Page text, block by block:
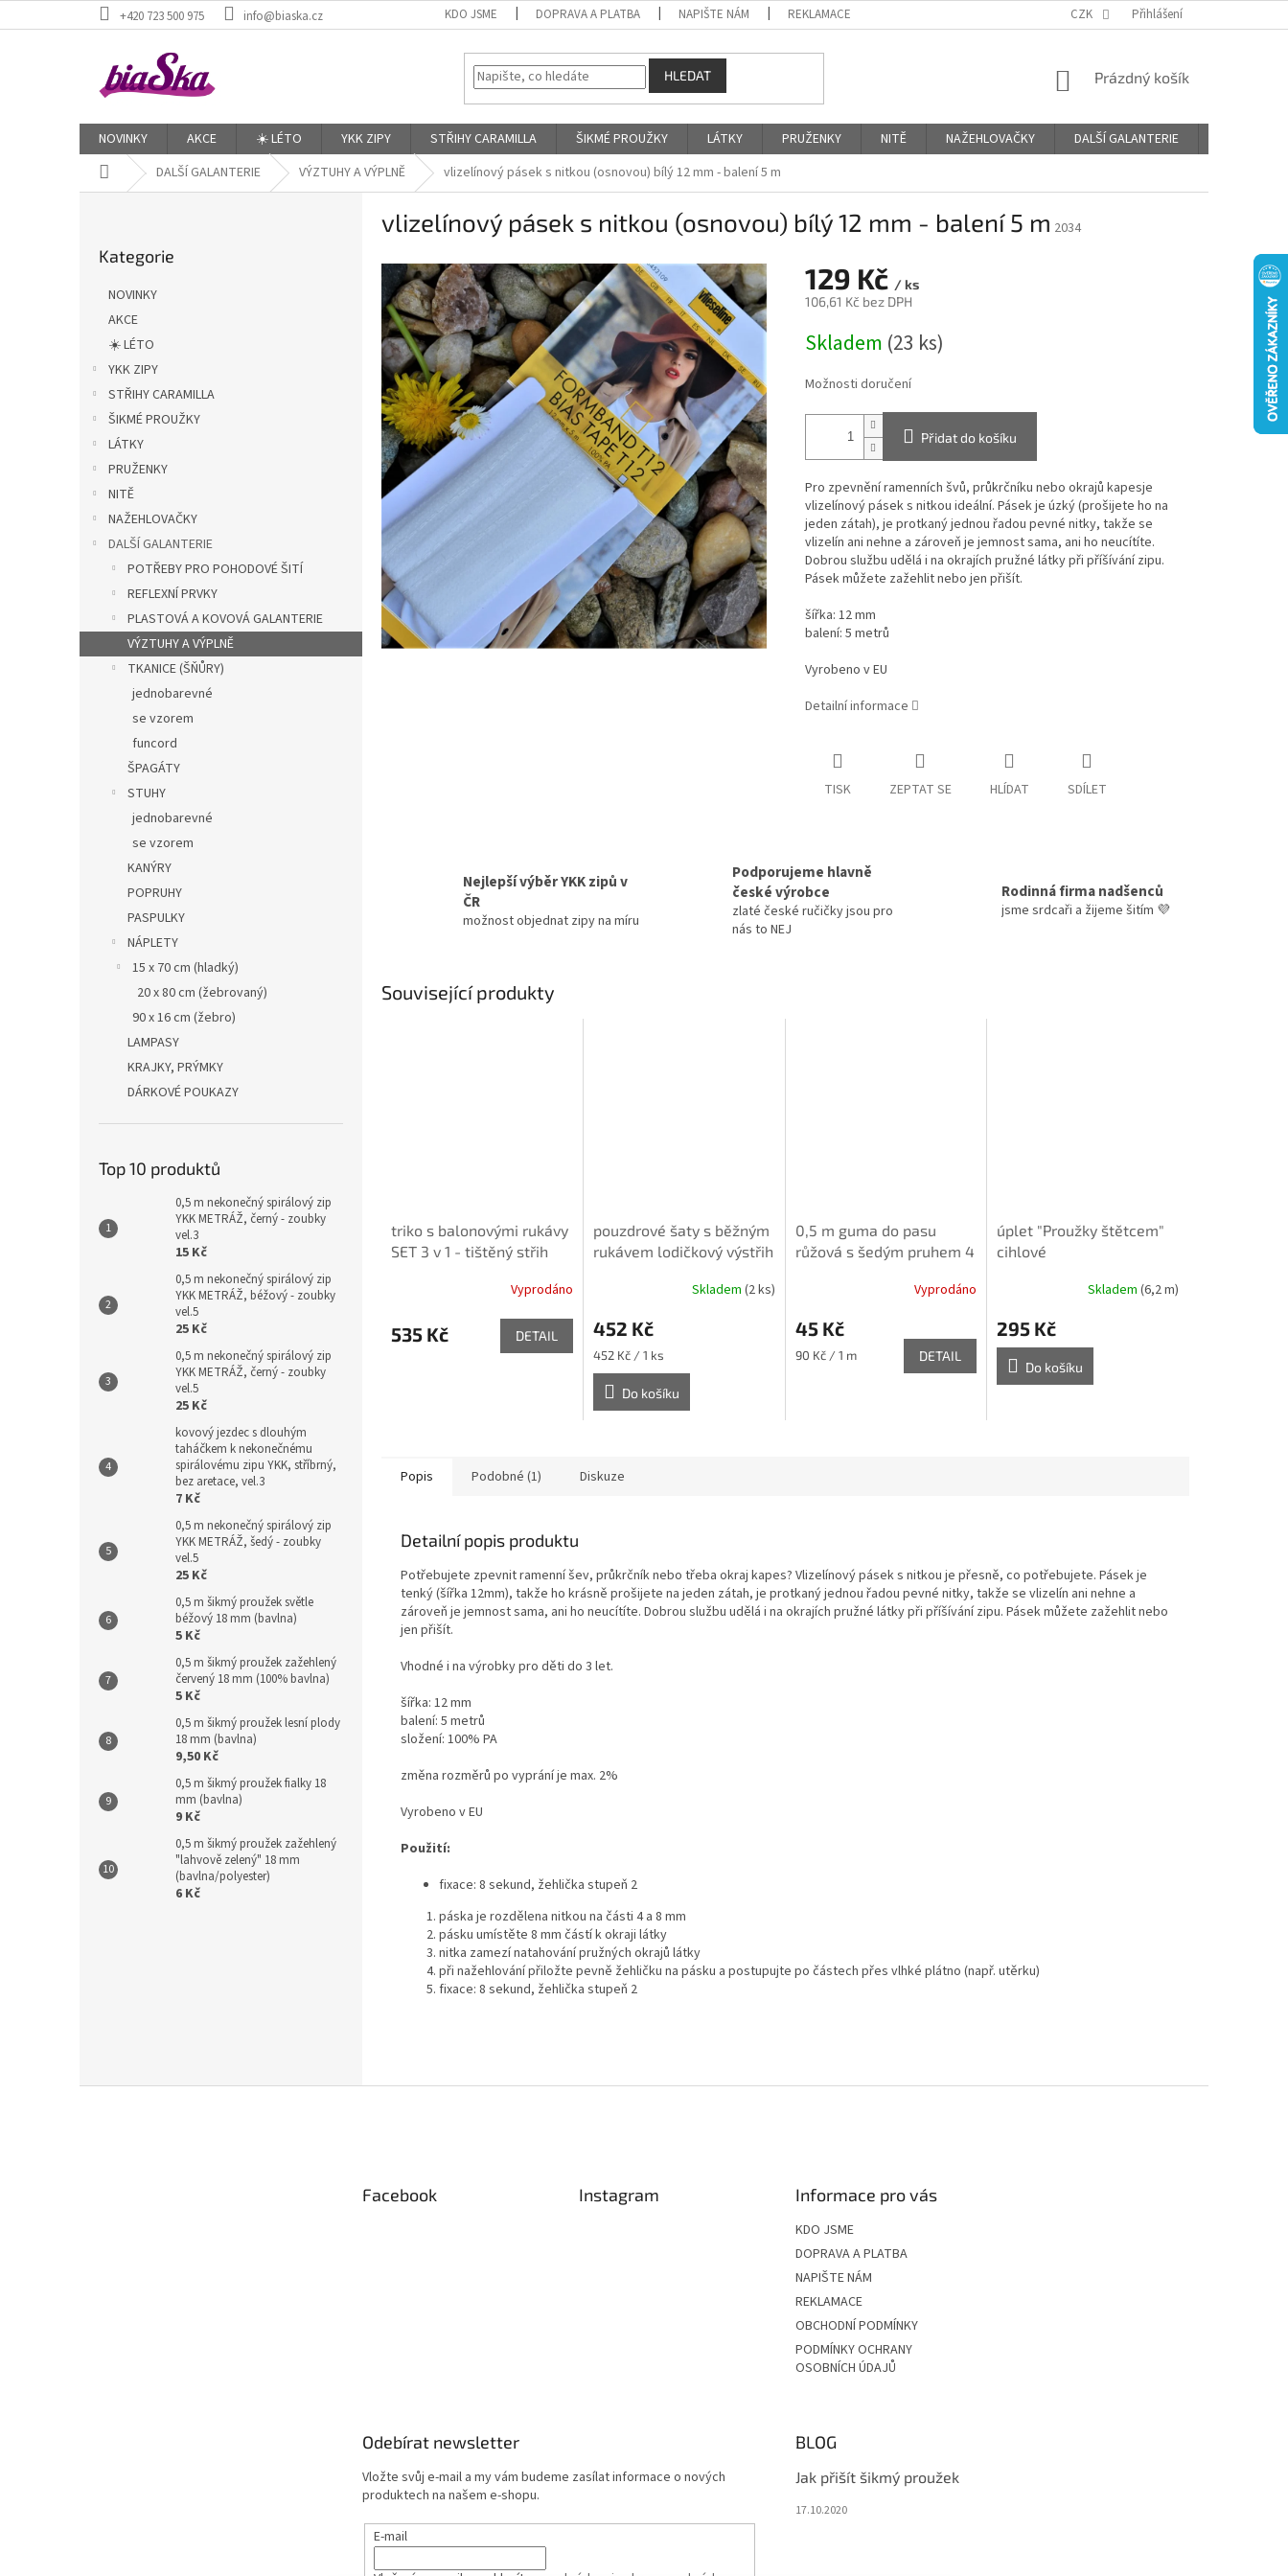
na
+420 723 500 975 info@biaska.cz KDO JSME DOPRAVA A PLATBA NAPIŠTE NÁM REKLAMACE PODMÍNKY OCHRANY OSOBNÍCH ÚDAJŮ
CZK Přihlášení
HLEDAT
NÁKUPNÍ
Prázdný košík
NOVINKY AKCE ☀️ LÉTO YKK ZIPY STŘIHY CARAMILLA ŠIKMÉ PROUŽKY LÁTKY PRUŽENKY NITĚ NAŽEHLOVAČKY DALŠÍ GALANTERIE
Domů DALŠÍ GALANTERIE VÝZTUHY A VÝPLNĚ vlizelínový pásek s nitkou (osnovou) bílý 12 mm - balení 5 m
kategorie
Kategorie
NOVINKY
AKCE
☀️ LÉTO
YKK ZIPY
STŘIHY CARAMILLA
ŠIKMÉ PROUŽKY
LÁTKY
PRUŽENKY
NITĚ
NAŽEHLOVAČKY
DALŠÍ GALANTERIE
POTŘEBY PRO POHODOVÉ ŠITÍ
REFLEXNÍ PRVKY
PLASTOVÁ A KOVOVÁ GALANTERIE
VÝZTUHY A VÝPLNĚ
TKANICE (ŠŇŮRY)
jednobarevné
se vzorem
funcord
ŠPAGÁTY
STUHY
jednobarevné
se vzorem
KANÝRY
POPRUHY
PASPULKY
NÁPLETY
15 x 70 cm (hladký)
20 x 80 cm (žebrovaný)
90 x 16 cm (žebro)
LAMPASY
KRAJKY, PRÝMKY
DÁRKOVÉ POUKAZY
Top 10 produktů
0,5 m nekonečný spirálový zip
YKK METRÁŽ, černý - zoubky
vel.3
15 Kč
0,5 m nekonečný spirálový zip
YKK METRÁŽ, béžový - zoubky
vel.5
25 Kč
0,5 m nekonečný spirálový zip
YKK METRÁŽ, černý - zoubky
vel.5
25 Kč
kovový jezdec s dlouhým
taháčkem k nekonečnému
spirálovému zipu YKK, stříbrný,
bez aretace, vel.3
7 Kč
0,5 m nekonečný spirálový zip
YKK METRÁŽ, šedý - zoubky
vel.5
25 Kč
0,5 m šikmý proužek světle
béžový 18 mm (bavlna)
5 Kč
0,5 m šikmý proužek zažehlený
červený 18 mm (100% bavlna)
5 Kč
0,5 m šikmý proužek lesní plody
18 mm (bavlna)
9,50 Kč
0,5 m šikmý proužek fialky 18
mm (bavlna)
9 Kč
0,5 m šikmý proužek zažehlený
"lahvově zelený" 18 mm
(bavlna/polyester)
6 Kč
vlizelínový pásek s nitkou (osnovou) bílý 12 mm - balení 5 m 2034
129 Kč / ks
106,61 Kč bez DPH
cena:
Skladem (23 ks)
Možnosti doručení
Přidat do košíku
Pro zpevnění ramenních švů, průkrčníku nebo okrajů kapesje
vlizelínový pásek s nitkou ideální. Pásek je úzký (prošijete ho na
jeden zátah), je protkaný jednou řadou pevné nitky, takže se
vlizelín ani nehne a zároveň je jemnost sama, ani ho neucítíte.
Dobrou službu udělá i na okrajích pružné látky při příšívání zipu.
Pásek můžete zažehlit nebo jen přišít.
šířka: 12 mm
balení: 5 metrů
Vyrobeno v EU
Detailní informace
TISK ZEPTAT SE HLÍDAT SDÍLET
Nejlepší výběr YKK zipů v
ČR
možnost objednat zipy na míru
Podporujeme hlavně
české výrobce
zlaté české ručičky jsou pro
nás to NEJ
Rodinná firma nadšenců
jsme srdcaři a žijeme šitím 💜
Související produkty
triko s balonovými rukávy
SET 3 v 1 - tištěný střih
Vyprodáno
535 Kč DETAIL
pouzdrové šaty s běžným
rukávem lodičkový výstřih
Skladem (2 ks)
452 Kč
Měrná
cena:
452 Kč / 1 ks
Do košíku
0,5 m guma do pasu
růžová s šedým pruhem 4
Vyprodáno
45 Kč
Měrná
90 Kč / 1 m DETAIL
úplet "Proužky štětcem"
cihlové
Skladem (6,2 m)
295 Kč
Do košíku
Popis Podobné (1) Diskuze
Detailní popis produktu
Potřebujete zpevnit ramenní šev, průkrčník nebo třeba okraj kapes? Vlizelínový pásek s nitkou je přesně, co potřebujete. Pásek je
tenký (šířka 12mm), takže ho krásně prošijete na jeden zátah, je protkaný jednou řadou pevné nitky, takže se vlizelín ani nehne a
zároveň je jemnost sama, ani ho neucítíte. Dobrou službu udělá i na okrajích pružné látky při příšívání zipu. Pásek můžete zažehlit nebo
jen přišít.
Vhodné i na výrobky pro děti do 3 let.
šířka: 12 mm
balení: 5 metrů
složení: 100% PA
změna rozměrů po vyprání je max. 2%
Vyrobeno v EU
Použití:
fixace: 8 sekund, žehlička stupeň 2
páska je rozdělena nitkou na části 4 a 8 mm
pásku umístěte 8 mm částí k okraji látky
nitka zamezí natahování pružných okrajů látky
při nažehlování přiložte pevně žehličku na pásku a postupujte po částech přes vlhké plátno (např. utěrku)
fixace: 8 sekund, žehlička stupeň 2
Facebook Instagram Informace pro vás
KDO JSME
DOPRAVA A PLATBA
NAPIŠTE NÁM
REKLAMACE
OBCHODNÍ PODMÍNKY
PODMÍNKY OCHRANY
OSOBNÍCH ÚDAJŮ
Odebírat newsletter
Vložte svůj e-mail a my vám budeme zasílat informace o nových
produktech na našem e-shopu.
E-mail
BLOG
Jak přišít šikmý proužek
17.10.2020